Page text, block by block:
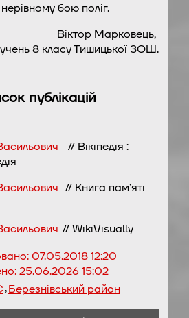
бою поліг.
Віктор Марковець,
учень 8 класу Тишицької ЗОШ.
публікацій
// Вікіпедія :
// Книга пам’яті
// WikiVisually
07.05.2018 12:20
25.06.2026 15:02
,Березнівський район